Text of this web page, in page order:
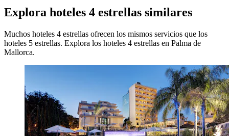
Explora hoteles 4 estrellas similares
Muchos hoteles 4 estrellas ofrecen los mismos servicios que los
hoteles 5 estrellas. Explora los hoteles 4 estrellas en Palma de
Mallorca.